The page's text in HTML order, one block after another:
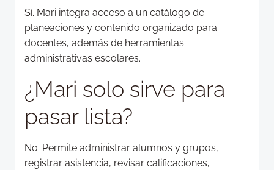
Sí. Mari integra acceso a un catálogo de
planeaciones y contenido organizado para
docentes, además de herramientas
administrativas escolares.
¿Mari solo sirve para
pasar lista?
No. Permite administrar alumnos y grupos,
registrar asistencia, revisar calificaciones,